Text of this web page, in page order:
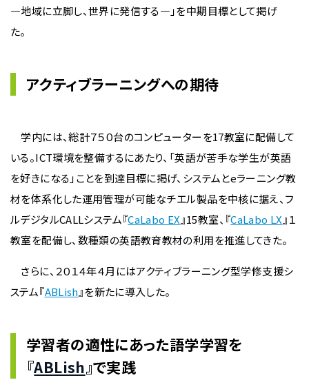
―地域に立脚し、世界に発信する―」を中期目標として掲げ
た。
アクティブラーニングへの期待
学内には、総計７５０台のコンピューターを17教室に配備して
いる。ICT環境を整備するにあたり、「英語が苦手な学生が英語
を好きになる」ことを到達目標に掲げ、システムとeラーニング教
材を体系化した運用管理が可能なチエル製品を中核に据え、フ
ルデジタルCALLシステム『CaLabo EX』15教室、『CaLabo LX』１
教室を配備し、数種類の英語教育教材の利用を推進してきた。
さらに、２０１４年４月にはアクティブラーニング型学修支援シ
ステム『ABLish』を新たに導入した。
学習者の適性にあった語学学習を
『ABLish』で実践